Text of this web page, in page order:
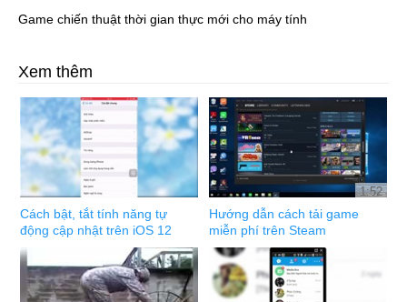
Game chiến thuật thời gian thực mới cho máy tính
Xem thêm
Cách bật, tắt tính năng tự
động cập nhật trên iOS 12
1:52
Hướng dẫn cách tải game
miễn phí trên Steam